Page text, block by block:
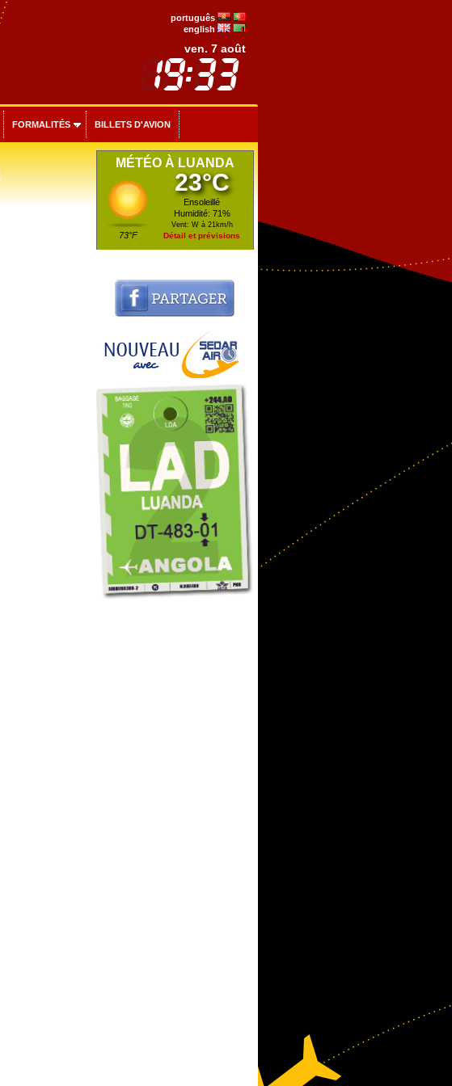
português
english
ven. 7 août
FORMALITÉS BILLETS D'AVION
MÉTÉO À LUANDA
73°F
23°C
Ensoleillé
Humidité: 71%
Vent: W à 21km/h
Détail et prévisions